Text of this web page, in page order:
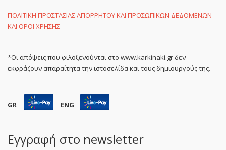
ΠΟΛΙΤΙΚΗ ΠΡΟΣΤΑΣΙΑΣ ΑΠΟΡΡΗΤΟΥ ΚΑΙ ΠΡΟΣΩΠΙΚΩΝ ΔΕΔΟΜΕΝΩΝ
ΚΑΙ ΟΡΟΙ ΧΡΗΣΗΣ
*Οι απόψεις που φιλοξενούνται στο www.karkinaki.gr δεν
εκφράζουν απαραίτητα την ιστοσελίδα και τους δημιουργούς της.
GR ENG
Εγγραφή στο newsletter